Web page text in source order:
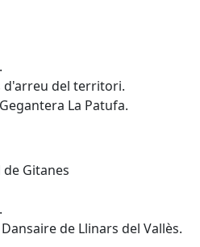
d'arreu del territori.
La Patufa.
de Gitanes
de Llinars del Vallès.